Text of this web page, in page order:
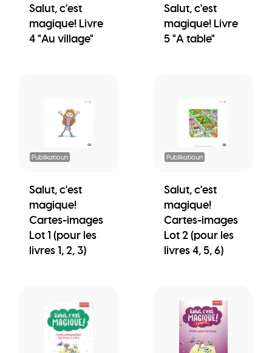
Salut, c'est
magique! Livre
4 "Au village"
Salut, c'est
magique! Livre
5 "A table"
Publikatioun
Salut, c'est
magique!
Cartes-images
Lot 1 (pour les
livres 1, 2, 3)
Publikatioun
Salut, c'est
magique!
Cartes-images
Lot 2 (pour les
livres 4, 5, 6)